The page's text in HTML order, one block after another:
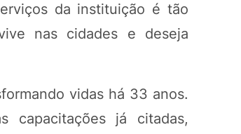
da instituição é tão
nas cidades e deseja
vidas há 33 anos.
capacitações já citadas,